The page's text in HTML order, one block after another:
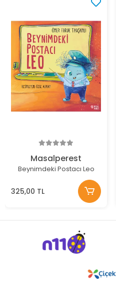
Masalperest
Beynimdeki Postacı Leo
325,00 TL